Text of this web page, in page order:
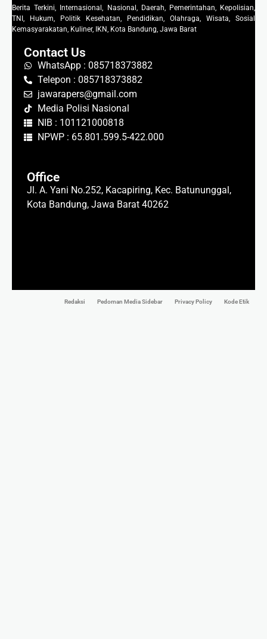
Berita Terkini, Internasional, Nasional, Daerah, Pemerintahan, Kepolisian,
TNI, Hukum, Politik Kesehatan, Pendidikan, Olahraga, Wisata, Sosial
Kemasyarakatan, Kuliner, IKN, Kota Bandung, Jawa Barat
Contact Us
WhatsApp : 085718373882
Telepon : 085718373882
jawarapers@gmail.com
Media Polisi Nasional
NIB : 101121000818
NPWP : 65.801.599.5-422.000
Office
Jl. A. Yani No.252, Kacapiring, Kec. Batununggal,
Kota Bandung, Jawa Barat 40262
Redaksi Pedoman Media Sidebar Privacy Policy Kode Etik